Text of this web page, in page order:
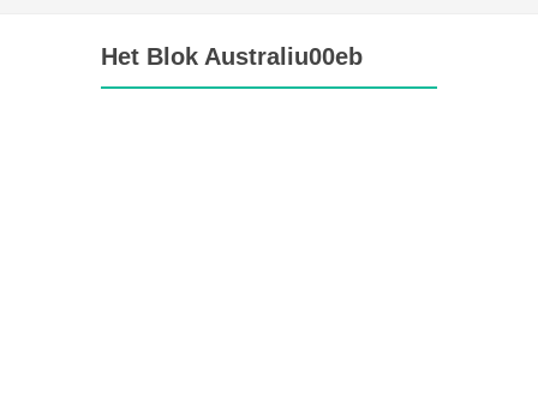
Het Blok Australiu00eb